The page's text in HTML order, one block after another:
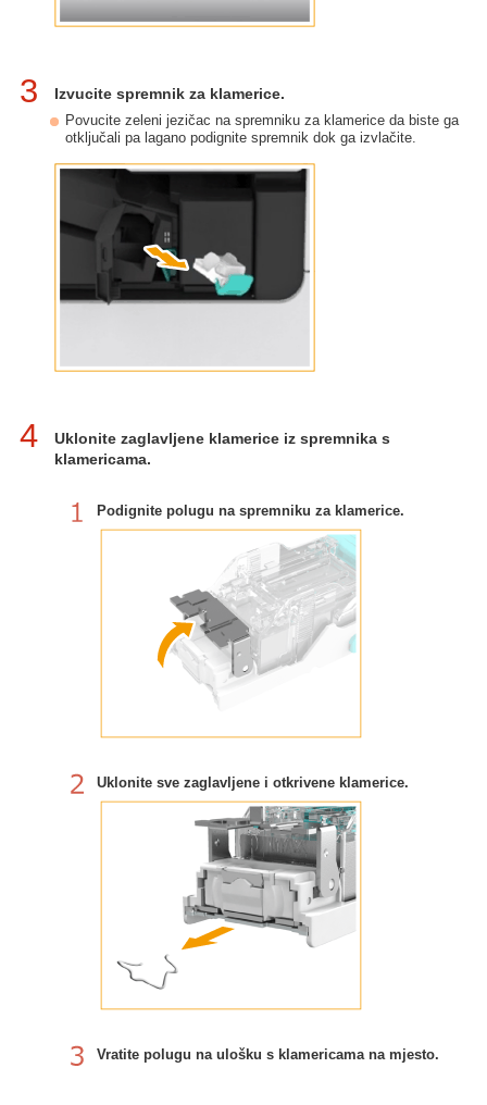
3 Izvucite spremnik za klamerice.
Povucite zeleni jezičac na spremniku za klamerice da biste ga
otključali pa lagano podignite spremnik dok ga izvlačite.
4
Uklonite zaglavljene klamerice iz spremnika s
klamericama.
Podignite polugu na spremniku za klamerice.
Uklonite sve zaglavljene i otkrivene klamerice.
Vratite polugu na ulošku s klamericama na mjesto.